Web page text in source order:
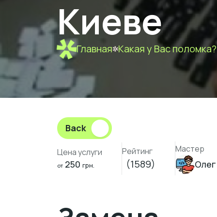
Киеве
Главная Какая у Вас поломка?
Back
Цена услуги
от 250 грн.
Рейтинг
(1589)
Мастер